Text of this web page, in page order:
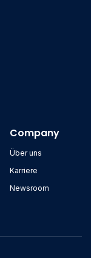
Company
Über uns
Karriere
Newsroom